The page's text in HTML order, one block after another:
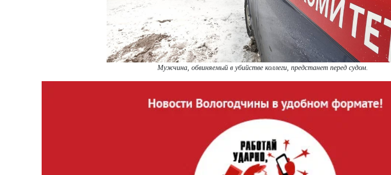
Мужчина, обвиняемый в убийстве коллеги, предстанет перед судом.